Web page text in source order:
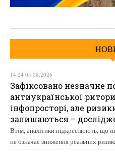
14:24 05.08.2026
Зафіксовано незначне
антиукраїнської
інфопросторі, але
залишаються –
Втім, аналітики підкреслюють, що
не означає зниження реальних